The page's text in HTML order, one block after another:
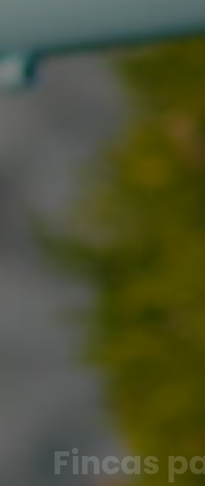
Fincas